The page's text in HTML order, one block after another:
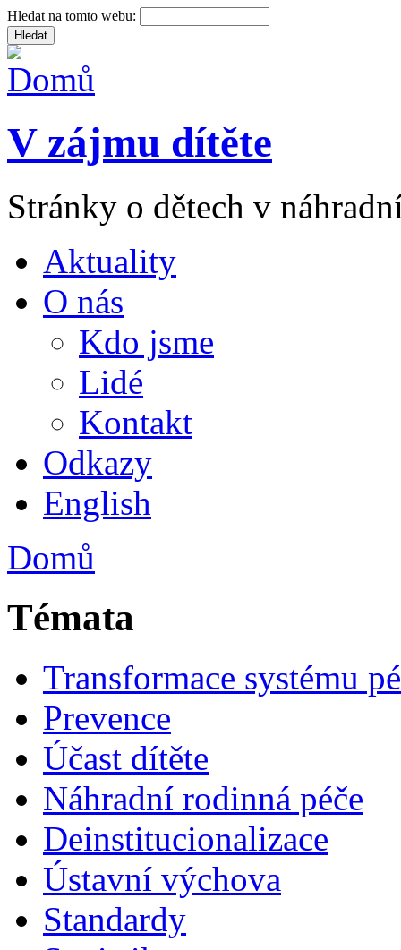
Hledat na tomto webu:
V zájmu dítěte
Stránky o dětech v
Aktuality
O nás
Kdo jsme
Lidé
Kontakt
Odkazy
English
Domů
Témata
Transformace systému
Prevence
Účast dítěte
Náhradní rodinná péče
Deinstitucionalizace
Ústavní výchova
Standardy